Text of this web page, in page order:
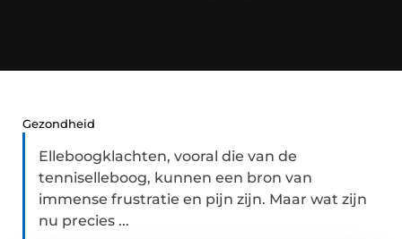
Gezondheid
Elleboogklachten, vooral die van de
tenniselleboog, kunnen een bron van
immense frustratie en pijn zijn. Maar wat zijn
nu precies ...